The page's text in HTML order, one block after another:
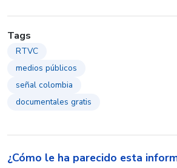
Tags
RTVC
medios públicos
señal colombia
documentales gratis
¿Cómo le ha parecido esta